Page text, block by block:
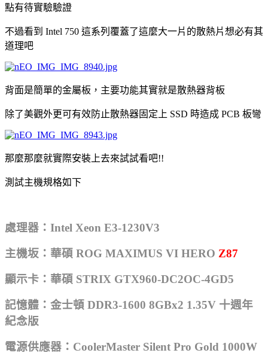
點有待實驗驗證
不過看到 Intel 750 這系列覆蓋了這麼大一片的散熱片想必有其
道理吧
背面是簡單的金屬板，主要功能其實就是散熱器背板
除了美觀外更可有效防止散熱器固定上 SSD 時造成 PCB 板彎
那麼那麼就實際安裝上去來試試看吧!!
測試主機規格如下
處理器：Intel Xeon E3-1230V3
主機坂：華碩 ROG MAXIMUS VI HERO Z87
顯示卡：華碩 STRIX GTX960-DC2OC-4GD5
記憶體：金士頓 DDR3-1600 8GBx2 1.35V 十週年
紀念版
電源供應器：CoolerMaster Silent Pro Gold 1000W